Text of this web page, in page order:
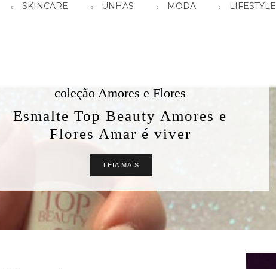
SKINCARE UNHAS MODA LIFESTYLE
coleção Amores e Flores
Esmalte Top Beauty Amores e
Flores Amar é viver
LEIA MAIS